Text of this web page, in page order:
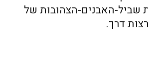
שביל-האבנים-הצהובות של
דרך.